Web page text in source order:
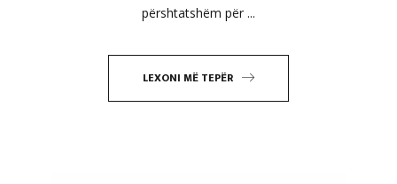
përshtatshëm për ...
LEXONI MË TEPËR